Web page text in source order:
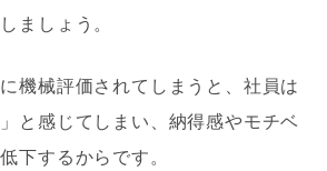
ましょう。
機械評価されてしまうと、社員は
と感じてしまい、納得感やモチベ
下するからです。